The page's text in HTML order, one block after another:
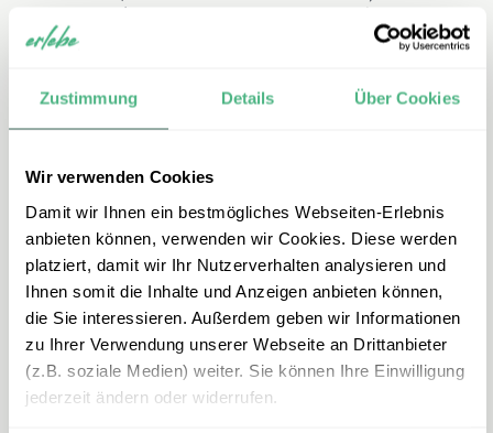
Zustimmung Details Über Cookies
Wir verwenden Cookies
Damit wir Ihnen ein bestmögliches Webseiten-Erlebnis
anbieten können, verwenden wir Cookies. Diese werden
platziert, damit wir Ihr Nutzerverhalten analysieren und
Ihnen somit die Inhalte und Anzeigen anbieten können,
die Sie interessieren. Außerdem geben wir Informationen
zu Ihrer Verwendung unserer Webseite an Drittanbieter
(z.B. soziale Medien) weiter. Sie können Ihre Einwilligung
jederzeit ändern oder widerrufen.
E-Mail
italien@erlebe.de